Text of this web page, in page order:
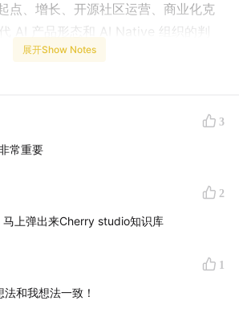
点、增长、开源社区运营、商业化克
AI 产品形态和 AI Native 组织的判
项目怎么长成公司、AI 产品会怎么
于慢性自杀
等于雇童工
的方式跑满能力
历史包袱
展开Show Notes
3
常重要
2
马上弹出来Cherry studio知识库
1
法和我想法一致！